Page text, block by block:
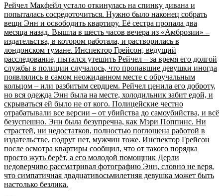
Рейчел Макфейл устало откинулась на спинку дивана и
попыталась сосредоточиться. Нужно было наконец собрать
вещи Энн и освободить квартиру. Её сестра пропала два
месяца назад. Вышла в шесть часов вечера из «Амброзии» –
издательства, в котором работала, и растворилась в
лондонском тумане. Инспектор Грейсон, ведущий
расследование, пытался утешить Рейчел – за время его долгой
службы в полиции случалось, что пропавшие девушки иногда
появлялись в самом неожиданном месте с обручальным
кольцом – или разбитым сердцем. Рейчел ценила его доброту,
но вся одежда Энн была на месте, холодильник забит едой, и
скрываться ей было не от кого. Полицейские честно
отрабатывали все версии – от убийства до самоубийства, и всё
безуспешно. Энн была безупречна, как Мэри Поппинс. Ни
страстей, ни недостатков, полностью поглощена работой в
издательстве, подруг нет, мужчин тоже. Инспектор Грейсон
после осмотра квартиры сообщил, что от такого порядка
просто жуть берёт, а его молодой помощник Дерли
недоверчиво рассматривал фотографию Энн, словно не веря,
что симпатичная двадцативосьмилетняя девушка может быть
настолько безлика.